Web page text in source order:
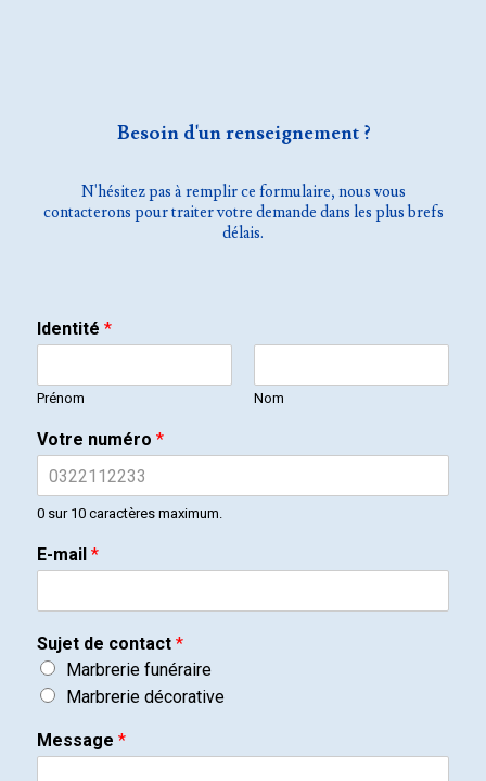
Besoin d'un renseignement ?
N'hésitez pas à remplir ce formulaire, nous vous
contacterons pour traiter votre demande dans les plus brefs
délais.
Identité *
Prénom Nom
Votre numéro *
0 sur 10 caractères maximum.
E-mail *
Sujet de contact *
Marbrerie funéraire
Marbrerie décorative
Message *